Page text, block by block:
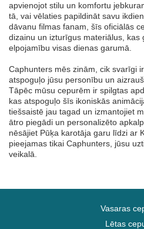
apvienojot stilu un komfortu
tā, vai vēlaties papildināt savu
dāvanu filmas fanam, šīs oficiālās
dizainu un izturīgus materiālus, kas
elpojamību visas dienas garumā.
Caphunters mēs zinām, cik svarīgi
atspoguļo jūsu personību un
Tāpēc mūsu cepurēm ir spilgtas
kas atspoguļo šīs ikoniskās
tiešsaistē jau tagad un izmantojiet
ātro piegādi un personalizēto
nēsājiet Pūķa karotāja garu līdzi ar
pieejamas tikai Caphunters, jūsu
veikalā.
Vasaras
Lētas